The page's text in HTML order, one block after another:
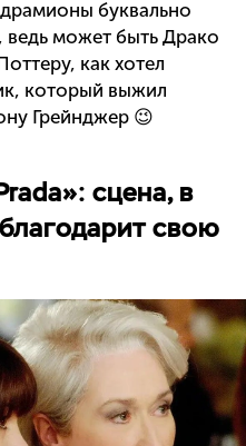
буквально
ведь может быть Драко
как хотел
который выжил
Грейнджер 😉
сцена, в
свою